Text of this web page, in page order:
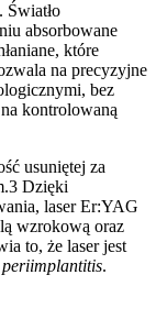
Światło
absorbowane
które
na precyzyjne
bez
kontrolowaną
usuniętej za
Dzięki
laser Er:YAG
wzrokową oraz
to, że laser jest
periimplantitis.